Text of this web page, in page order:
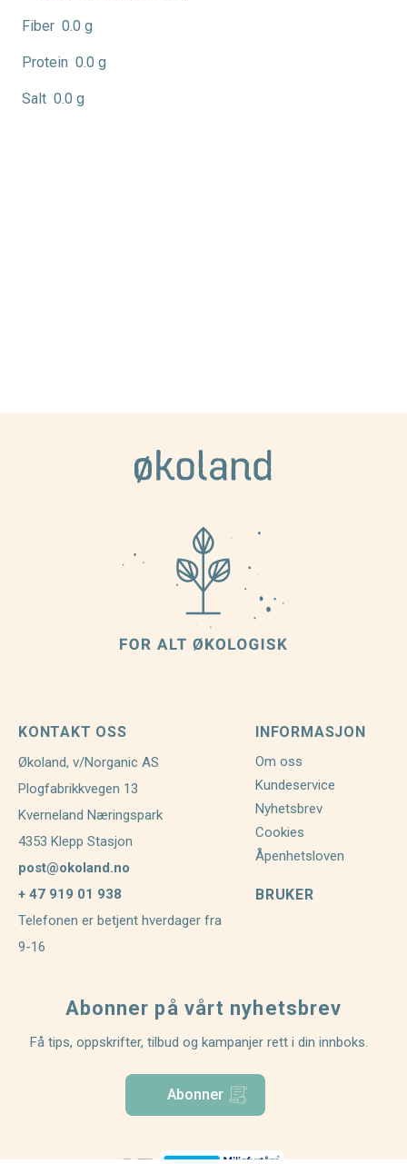
Fiber 0.0 g
Protein 0.0 g
Salt 0.0 g
KONTAKT OSS
Økoland, v/Norganic AS
Plogfabrikkvegen 13
Kverneland Næringspark
4353 Klepp Stasjon
post@okoland.no
+ 47 919 01 938
Telefonen er betjent hverdager fra
9-16
INFORMASJON
Om oss
Kundeservice
Nyhetsbrev
Cookies
Åpenhetsloven
BRUKER
Abonner på vårt nyhetsbrev
Få tips, oppskrifter, tilbud og kampanjer rett i din innboks.
Abonner